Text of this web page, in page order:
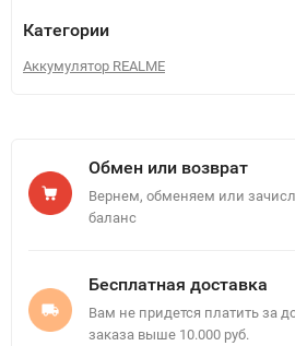
Категории
Аккумулятор REALME
Обмен или возврат
Вернем, обменяем или
баланс
Бесплатная доставка
Вам не придется платить за
заказа выше 10.000 руб.